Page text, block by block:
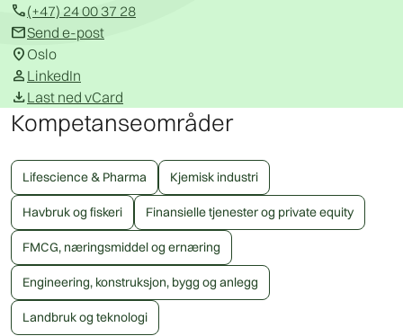
call(+47) 24 00 37 28
mailSend e-post
location_on Oslo
person LinkedIn
downloadLast ned vCard
Kompetanseområder
Lifescience & Pharma Kjemisk industri
Havbruk og fiskeri Finansielle tjenester og private equity
FMCG, næringsmiddel og ernæring
Engineering, konstruksjon, bygg og anlegg
Landbruk og teknologi